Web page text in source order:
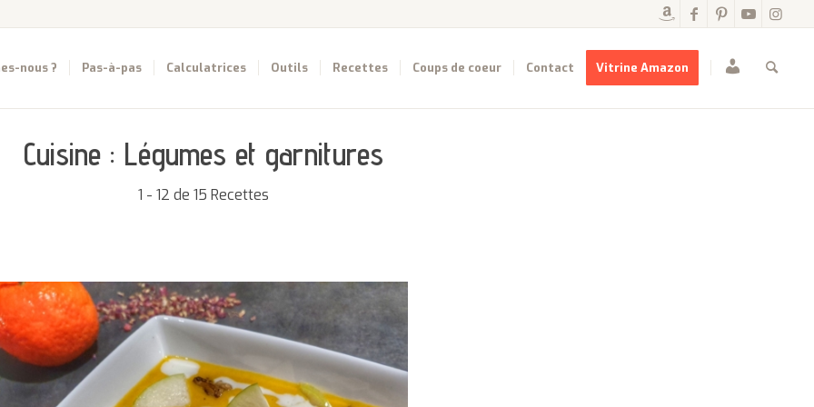
nous ? Pas-à-pas Calculatrices Outils Recettes Coups de coeur Contact Vitrine Amazon Mon
Cuisine : Légumes et garnitures
1 - 12 de 15 Recettes